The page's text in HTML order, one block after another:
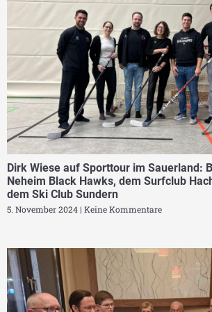
Dirk Wiese auf Sporttour im Sauerland:
Neheim Black Hawks, dem Surfclub
dem Ski Club Sundern
5. November 2024 Keine Kommentare